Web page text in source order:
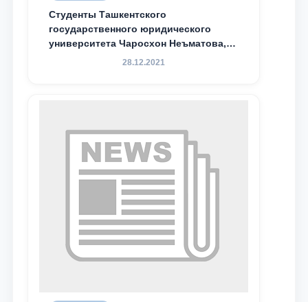
Студенты Ташкентского
государственного юридического
университета Чаросхон Неъматова,
Севдо Хакимходжаева, Анбарой
специальной стипендии имени
Хадичи Сулеймановой.
28.12.2021